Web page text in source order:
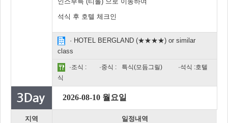
석식 후 호텔 체크인
· HOTEL BERGLAND (★★★★) or similar
class
·조식 : ·중식 : 특식(모듬그릴)
·석식 :호텔
식
2026-08-10 월요일
지역 일정내역